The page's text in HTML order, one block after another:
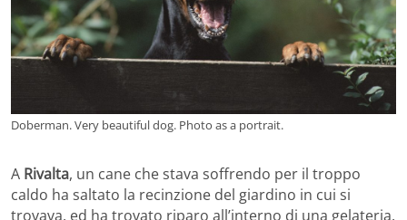
Doberman. Very beautiful dog. Photo as a portrait.
A Rivalta, un cane che stava soffrendo per il troppo
caldo ha saltato la recinzione del giardino in cui si
trovava, ed ha trovato riparo all’interno di una gelateria.